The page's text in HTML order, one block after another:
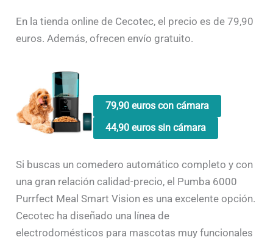
En la tienda online de Cecotec, el precio es de 79,90
euros. Además, ofrecen envío gratuito.
79,90 euros con cámara
44,90 euros sin cámara
Si buscas un comedero automático completo y con
una gran relación calidad-precio, el Pumba 6000
Purrfect Meal Smart Vision es una excelente opción.
Cecotec ha diseñado una línea de
electrodomésticos para mascotas muy funcionales